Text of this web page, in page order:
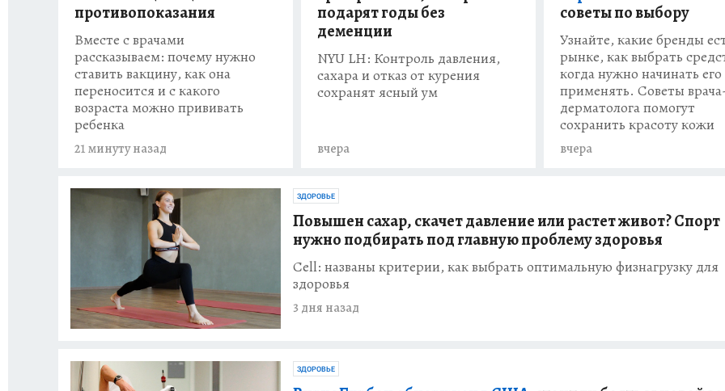
противопоказания
Вместе с врачами
рассказываем: почему нужно
ставить вакцину, как она
переносится и с какого
возраста можно прививать
ребенка
21 минуту назад
подарят годы без
деменции
NYU LH: Контроль давления,
сахара и отказ от курения
сохранят ясный ум
вчера
советы по выбору
Узнайте, какие бренды
рынке, как выбрать
когда нужно начинать его
применять. Советы
дерматолога помогут
сохранить красоту кожи
вчера
ЗДОРОВЬЕ
Повышен сахар, скачет давление или растет живот? Спорт
нужно подбирать под главную проблему здоровья
Cell: названы критерии, как выбрать оптимальную физнагрузку для
здоровья
3 дня назад
ЗДОРОВЬЕ